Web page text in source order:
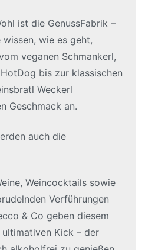
ist die GenussFabrik –
wie es geht,
veganen Schmankerl,
bis zur klassischen
Weckerl
Geschmack an.
auch die
Weincocktails sowie
Verführungen
& Co geben diesem
ultimativen Kick – der